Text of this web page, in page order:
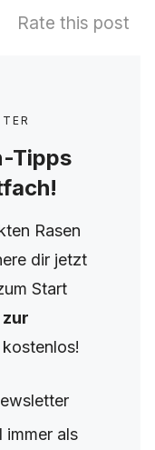
Rate this post
Tipps
Rasen
dir jetzt
Start
immer als